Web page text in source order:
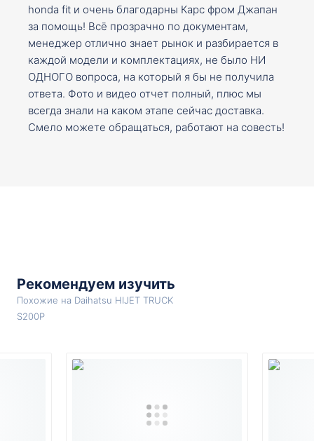
honda fit и очень благодарны Карс фром Джапан
за помощь! Всё прозрачно по документам,
менеджер отлично знает рынок и разбирается в
каждой модели и комплектациях, не было НИ
ОДНОГО вопроса, на который я бы не получила
ответа. Фото и видео отчет полный, плюс мы
всегда знали на каком этапе сейчас доставка.
Смело можете обращаться, работают на совесть!
Рекомендуем изучить
Похожие на Daihatsu HIJET TRUCK
S200P